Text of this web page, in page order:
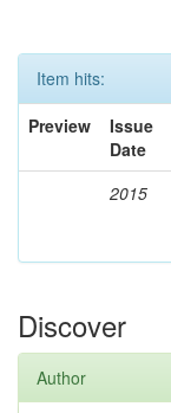
Item hits:
Preview
Issue
Date
2015
Discover
Author